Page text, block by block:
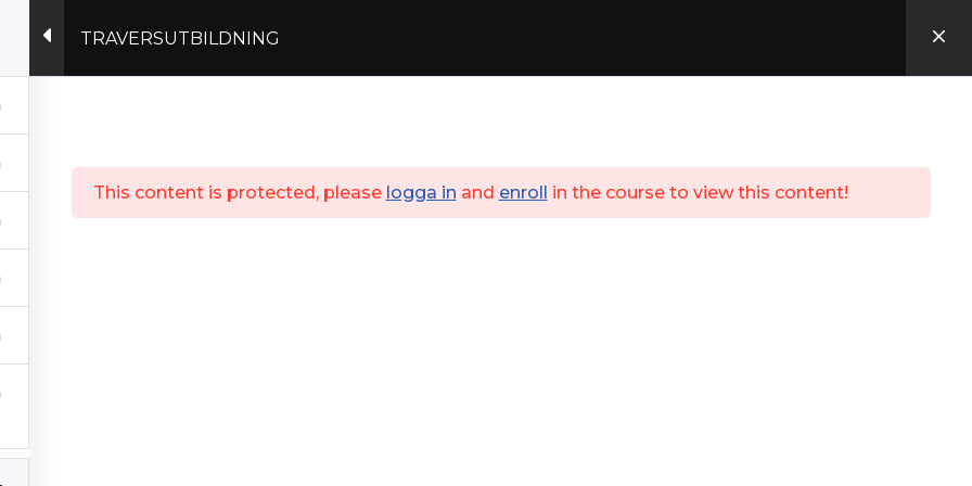
TRAVERSUTBILDNING
This content is protected, please logga in and enroll in the course to view this content!